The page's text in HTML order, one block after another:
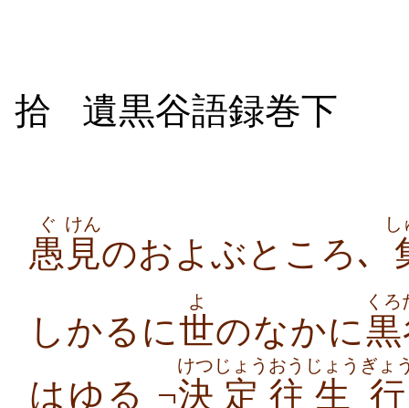
拾 遺黒谷語録巻下
愚
ぐ
見
けん
のおよぶところ､
し
しかるに世
よ
のなかに
くろ
はゆる ¬決
けつ
定
じょう
往
おう
生
じょう
行
ぎょ